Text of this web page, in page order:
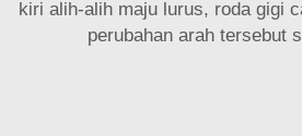
kiri alih-alih maju lurus, roda gigi
perubahan arah tersebut